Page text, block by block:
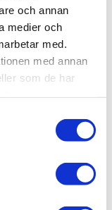
och annan
medier och
med.
med annan
som de har
B7494
efter beställning
ger maximal